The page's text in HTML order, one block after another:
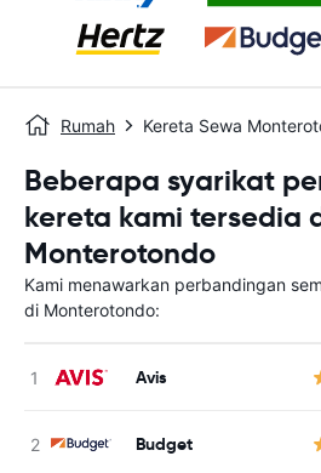
Rumah Kereta Sewa
Beberapa syarikat
kereta kami tersedia
Monterotondo
Kami menawarkan perbandingan
di Monterotondo:
Avis
Budget